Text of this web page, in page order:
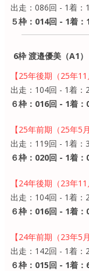
出走：086回 - 1着
５枠：014回 - 1着
6枠 渡邉優美（A1）
【25年後期（25年
出走：104回 - 1着
６枠：016回 - 1着
【25年前期（25年5
出走：119回 - 1着
６枠：020回 - 1着
【24年後期（23年
出走：104回 - 1着
６枠：016回 - 1着
【24年前期（23年5
出走：142回 - 1着
６枠：015回 - 1着